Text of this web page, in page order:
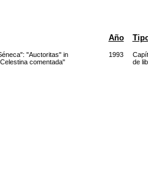
Año
"Auctoritas" in
comentada"
1993
de